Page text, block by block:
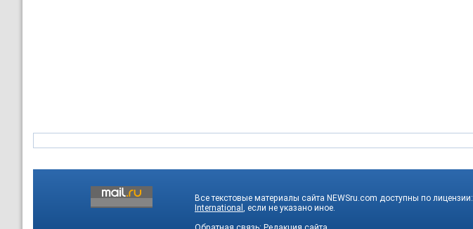
Все текстовые материалы сайта NEWSru.com доступны по лицензии:
International , если не указано иное.